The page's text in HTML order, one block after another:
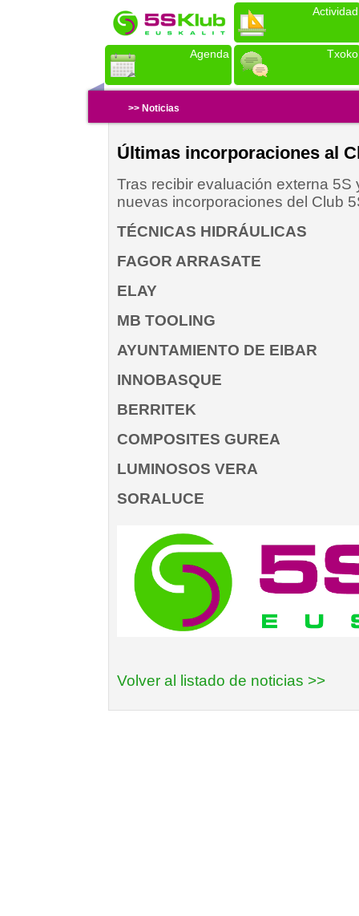
Actividad
Agenda Txoko
>> Noticias
Últimas incorporaciones al
Tras recibir evaluación externa
nuevas incorporaciones del Club
TÉCNICAS HIDRÁULICAS
FAGOR ARRASATE
ELAY
MB TOOLING
AYUNTAMIENTO DE EIBAR
INNOBASQUE
BERRITEK
COMPOSITES GUREA
LUMINOSOS VERA
SORALUCE
Volver al listado de noticias >>